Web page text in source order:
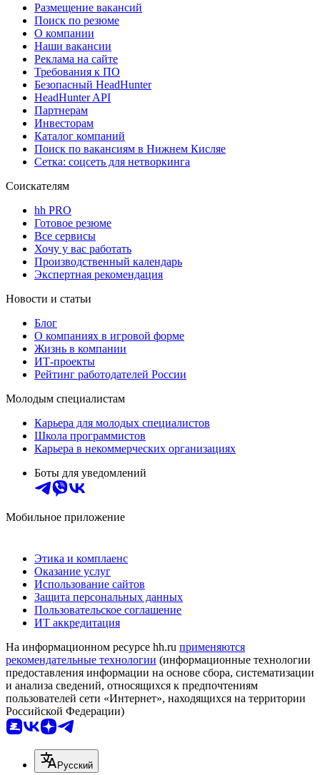
Размещение вакансий
Поиск по резюме
О компании
Наши вакансии
Реклама на сайте
Требования к ПО
Безопасный HeadHunter
HeadHunter API
Партнерам
Инвесторам
Каталог компаний
Поиск по вакансиям в Нижнем Кисляе
Сетка: соцсеть для нетворкинга
Соискателям
hh PRO
Готовое резюме
Все сервисы
Хочу у вас работать
Производственный календарь
Экспертная рекомендация
Новости и статьи
Блог
О компаниях в игровой форме
Жизнь в компании
ИТ-проекты
Рейтинг работодателей России
Молодым специалистам
Карьера для молодых специалистов
Школа программистов
Карьера в некоммерческих организациях
Боты для уведомлений
Мобильное приложение
Этика и комплаенс
Оказание услуг
Использование сайтов
Защита персональных данных
Пользовательское соглашение
ИТ аккредитация
На информационном ресурсе hh.ru применяются
рекомендательные технологии (информационные технологии
предоставления информации на основе сбора, систематизации
и анализа сведений, относящихся к предпочтениям
пользователей сети «Интернет», находящихся на территории
Российской Федерации)
Русский